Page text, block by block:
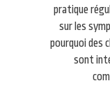
pratique
sur les
pourquoi des
sont